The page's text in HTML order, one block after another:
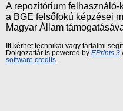
A repozitórium
a BGE felsőfokú képzései
Magyar Állam
Itt kérhet technikai vagy tartalmi
Dolgozattár is powered by EPrints 3
software credits